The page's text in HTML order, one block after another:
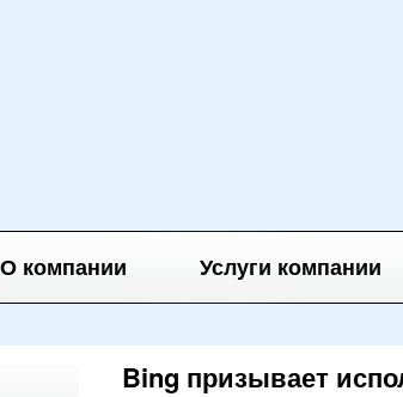
О компании Услуги компании
Bing призывает